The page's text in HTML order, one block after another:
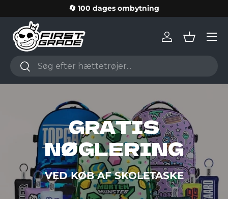
Skip to content
🔄 100 dages ombytning
Search
Search
Log inBasket
GRATIS
NØGLERING
VED KØB AF SKOLETASKE